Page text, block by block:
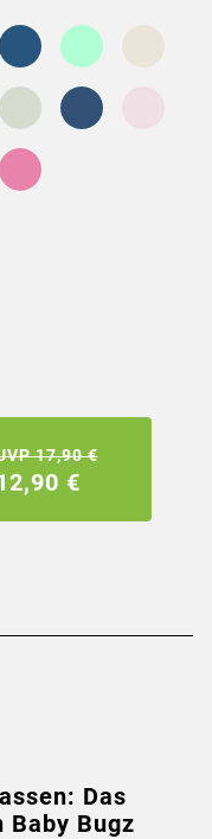
17,90 €
€
Das
Baby Bugz